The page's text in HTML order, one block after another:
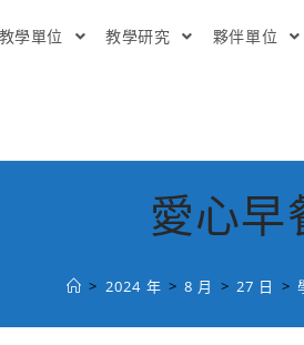
教學單位 教學研究 夥伴單位
愛心早
> 2024 年 > 8 月 > 27 日 >